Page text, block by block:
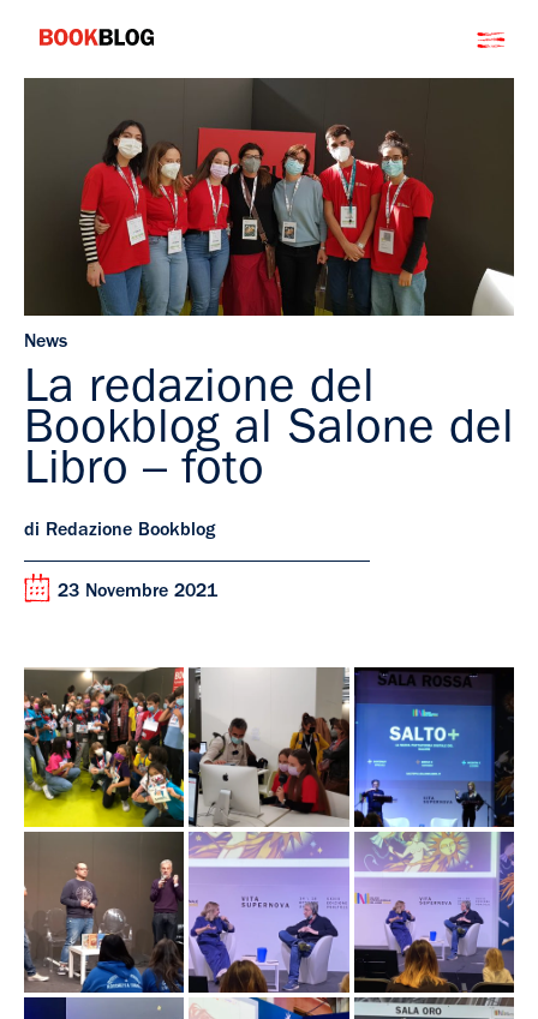
contenuto
Bookblog
News
La redazione del
Bookblog al Salone del
Libro – foto
di Redazione Bookblog
23 Novembre 2021